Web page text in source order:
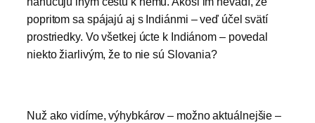
popritom sa spájajú aj s Indiánmi – veď účel svätí
prostriedky. Vo všetkej úcte k Indiánom – povedal
niekto žiarlivým, že to nie sú Slovania?
Nuž ako vidíme, výhybkárov – možno aktuálnejšie –